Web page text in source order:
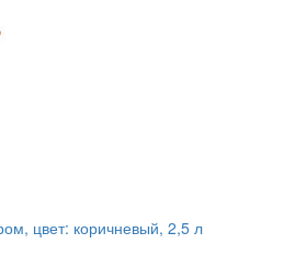
цвет: коричневый, 2,5 л